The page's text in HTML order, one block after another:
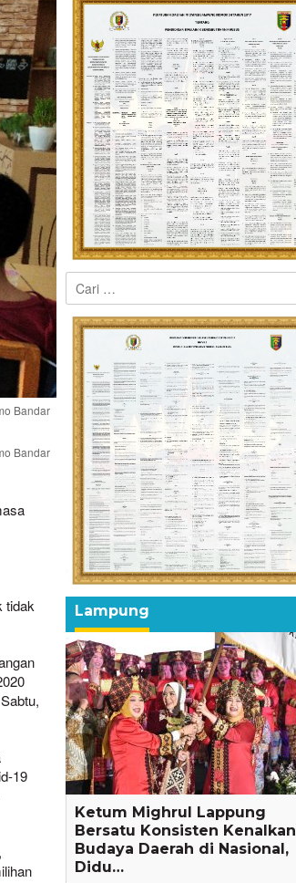
Bandar
Bandar
tidak
19
Cari
untuk:
Lampung
Ketum Mighrul Lappung
Bersatu Konsisten Kenalkan
Budaya Daerah di Nasional,
Didu…